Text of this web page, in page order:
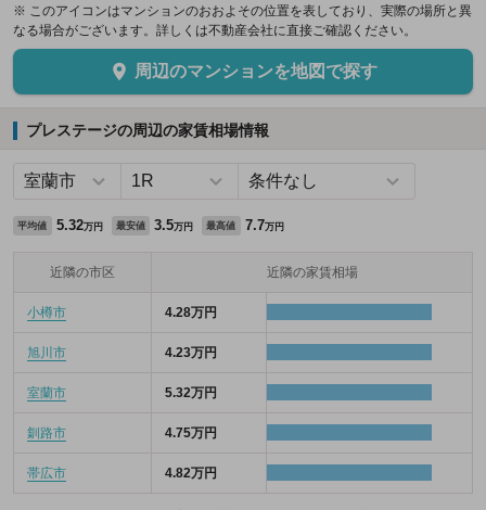
※ このアイコンはマンションのおおよその位置を表しており、実際の場所と異
なる場合がございます。詳しくは不動産会社に直接ご確認ください。
周辺のマンションを地図で探す
プレステージの周辺の家賃相場情報
平均値 5.32万円 最安値 3.5万円 最高値 7.7万円
近隣の市区 近隣の家賃相場
小樽市 4.28万円
旭川市 4.23万円
室蘭市 5.32万円
釧路市 4.75万円
帯広市 4.82万円